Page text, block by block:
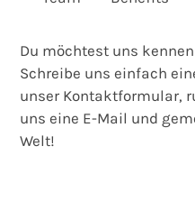
Du möchtest uns
Schreibe uns einfach
unser Kontaktformular,
uns eine E-Mail und
Welt!